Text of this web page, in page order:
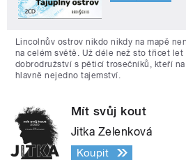
Lincolnův ostrov nikdo nikdy na mapě
na celém světě. Už déle než sto třicet let
dobrodružství s pěticí trosečníků, kteří
hlavně nejedno tajemství.
Mít svůj kout
Jitka Zelenková
Koupit